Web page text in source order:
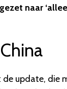
naar
update, die